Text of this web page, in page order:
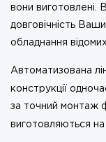
вони виготовлені.
довговічність
обладнання
Автоматизована
конструкції
за точний монтаж
виготовляються на